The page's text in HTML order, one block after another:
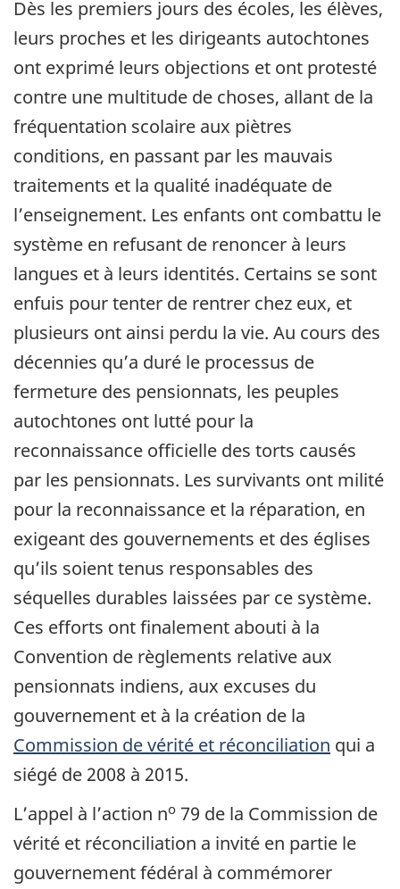
Dès les premiers jours des écoles, les élèves,
leurs proches et les dirigeants autochtones
ont exprimé leurs objections et ont protesté
contre une multitude de choses, allant de la
fréquentation scolaire aux piètres
conditions, en passant par les mauvais
traitements et la qualité inadéquate de
l’enseignement. Les enfants ont combattu le
système en refusant de renoncer à leurs
langues et à leurs identités. Certains se sont
enfuis pour tenter de rentrer chez eux, et
plusieurs ont ainsi perdu la vie. Au cours des
décennies qu’a duré le processus de
fermeture des pensionnats, les peuples
autochtones ont lutté pour la
reconnaissance officielle des torts causés
par les pensionnats. Les survivants ont milité
pour la reconnaissance et la réparation, en
exigeant des gouvernements et des églises
qu’ils soient tenus responsables des
séquelles durables laissées par ce système.
Ces efforts ont finalement abouti à la
Convention de règlements relative aux
pensionnats indiens, aux excuses du
gouvernement et à la création de la
Commission de vérité et réconciliation qui a
siégé de 2008 à 2015.
L’appel à l’action no 79 de la Commission de
vérité et réconciliation a invité en partie le
gouvernement fédéral à commémorer